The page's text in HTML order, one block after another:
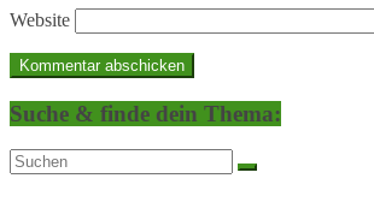
Website
Suche & finde dein Thema: